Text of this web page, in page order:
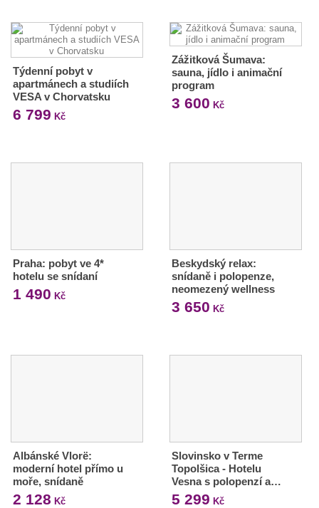
Týdenní pobyt v
apartmánech a studiích
VESA v Chorvatsku
6 799 Kč
Zážitková Šumava:
sauna, jídlo i animační
program
3 600 Kč
Praha: pobyt ve 4*
hotelu se snídaní
1 490 Kč
Beskydský relax:
snídaně i polopenze,
neomezený wellness
3 650 Kč
Albánské Vlorë:
moderní hotel přímo u
moře, snídaně
2 128 Kč
Slovinsko v Terme
Topolšica - Hotelu
Vesna s polopenzí a…
5 299 Kč